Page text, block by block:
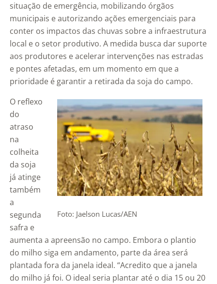
situação de emergência, mobilizando órgãos
municipais e autorizando ações emergenciais para
conter os impactos das chuvas sobre a infraestrutura
local e o setor produtivo. A medida busca dar suporte
aos produtores e acelerar intervenções nas estradas
e pontes afetadas, em um momento em que a
prioridade é garantir a retirada da soja do campo.
Foto: Jaelson Lucas/AEN
O reflexo
do
atraso
na
colheita
da soja
já atinge
também
a
segunda
safra e
aumenta a apreensão no campo. Embora o plantio
do milho siga em andamento, parte da área será
plantada fora da janela ideal. “Acredito que a janela
do milho já foi. O ideal seria plantar até o dia 15 ou 20